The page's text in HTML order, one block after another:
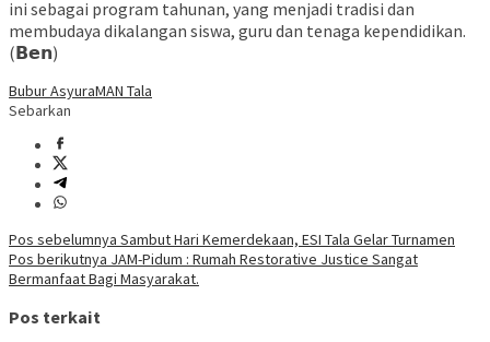
ini sebagai program tahunan, yang menjadi tradisi dan
membudaya dikalangan siswa, guru dan tenaga kependidikan.
(𝗕𝗲𝗻)
Bubur AsyuraMAN Tala
Sebarkan
Navigasi
pos
Pos sebelumnya Sambut Hari Kemerdekaan, ESI Tala Gelar Turnamen
Pos berikutnya JAM-Pidum : Rumah Restorative Justice Sangat
Bermanfaat Bagi Masyarakat.
Pos terkait